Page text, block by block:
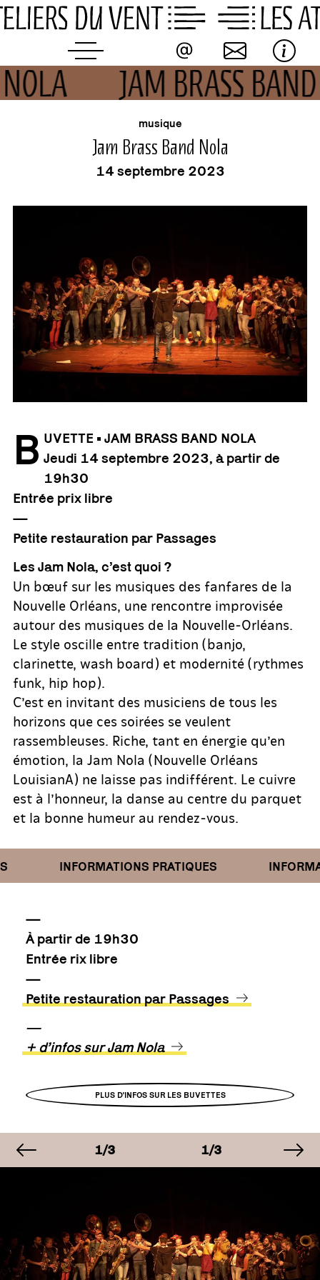
Skip
to
JAM BRASS
buvette
événement
musique
Jam Brass Band Nola
14 septembre 2023
B UVETTE • JAM BRASS BAND NOLA
Jeudi 14 septembre 2023, à partir de
19h30
Entrée prix libre
—
Petite restauration par Passages
Les Jam Nola, c’est quoi ?
Un bœuf sur les musiques des fanfares de la
Nouvelle Orléans, une rencontre improvisée
autour des musiques de la Nouvelle-Orléans.
Le style oscille entre tradition (banjo,
clarinette, wash board) et modernité (rythmes
funk, hip hop).
C’est en invitant des musiciens de tous les
horizons que ces soirées se veulent
rassembleuses. Riche, tant en énergie qu’en
émotion, la Jam Nola (Nouvelle Orléans
LouisianA) ne laisse pas indifférent. Le cuivre
est à l’honneur, la danse au centre du parquet
et la bonne humeur au rendez-vous.
INFORMATIONS PRATIQUES
—
À partir de 19h30
Entrée rix libre
—
Petite restauration par Passages
—
+ d’infos sur Jam Nola
PLUS D'INFOS SUR LES BUVETTES
image précédente
IMAGE
1/3 IMAGE
1/3 1/